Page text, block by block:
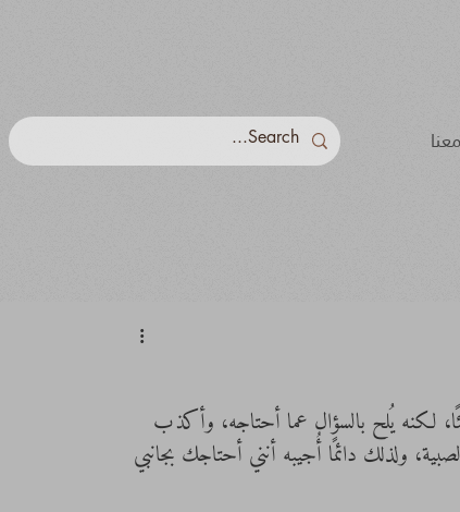
لكنه يُلح بالسؤال عما أحتاجه، وأكذب
ولذلك دائمًا أُجيبه أنني أحتاجك بجانبي